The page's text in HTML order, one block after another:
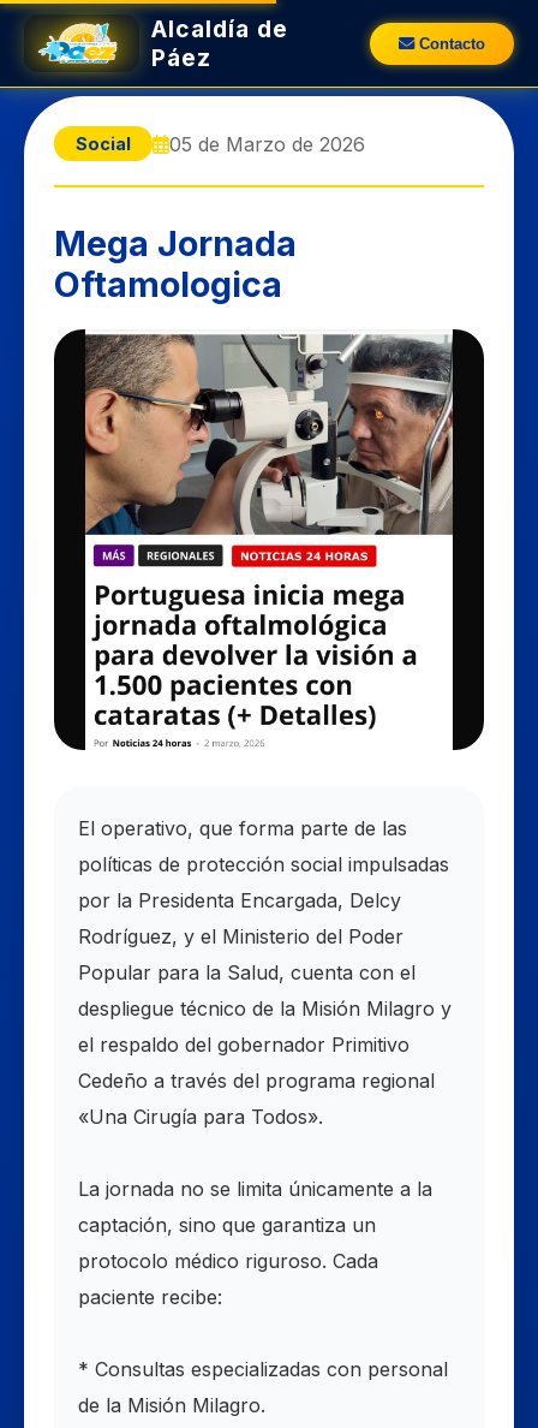
Alcaldía de
Páez
Contacto
Social 05 de Marzo de 2026
Mega Jornada
Oftamologica
El operativo, que forma parte de las
políticas de protección social impulsadas
por la Presidenta Encargada, Delcy
Rodríguez, y el Ministerio del Poder
Popular para la Salud, cuenta con el
despliegue técnico de la Misión Milagro y
el respaldo del gobernador Primitivo
Cedeño a través del programa regional
«Una Cirugía para Todos».
La jornada no se limita únicamente a la
captación, sino que garantiza un
protocolo médico riguroso. Cada
paciente recibe:
* Consultas especializadas con personal
de la Misión Milagro.